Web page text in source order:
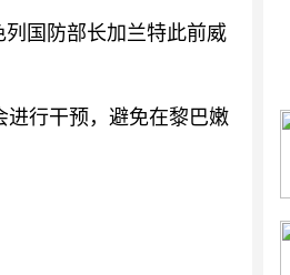
国防部长加兰特此前威
进行干预，避免在黎巴嫩